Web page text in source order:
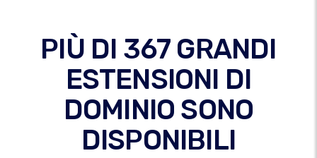
PIÙ DI 367 GRANDI
ESTENSIONI DI
DOMINIO SONO
DISPONIBILI